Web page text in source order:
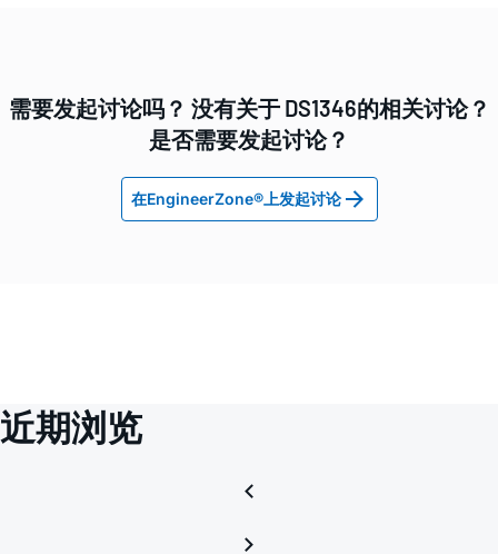
需要发起讨论吗？ 没有关于 DS1346的相关讨论？
是否需要发起讨论？
在EngineerZone®上发起讨论
近期浏览